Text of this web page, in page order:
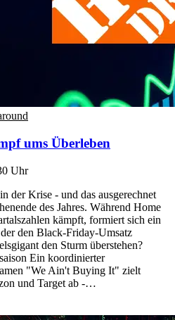
ums Überleben
Uhr
der Krise - und das ausgerechnet
des Jahres. Während Home
kämpft, formiert sich ein
den Black-Friday-Umsatz
den Sturm überstehen?
Ein koordinierter
"We Ain't Buying It" zielt
und Target ab -…